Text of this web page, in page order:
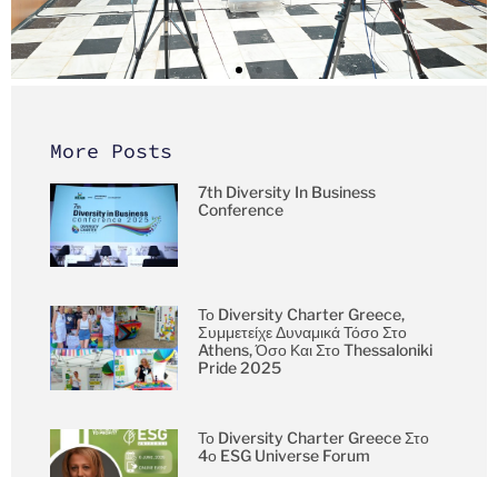
More Posts
7th Diversity In Business
Conference
Το Diversity Charter Greece,
Συμμετείχε Δυναμικά Τόσο Στο
Athens, Όσο Και Στο Thessaloniki
Pride 2025
Το Diversity Charter Greece Στο
4ο ESG Universe Forum